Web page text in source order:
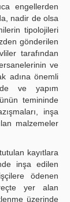
engellerden
nadir de olsa
tipolojileri
gönderilen
tarafından
ve
adına önemli
ve yapım
temininde
inşa
malzemeler
kayıtlara
inşa edilen
ödenen
yer alan
üzerinde